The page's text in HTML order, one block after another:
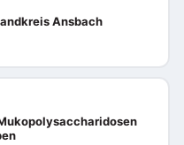
Ansbach